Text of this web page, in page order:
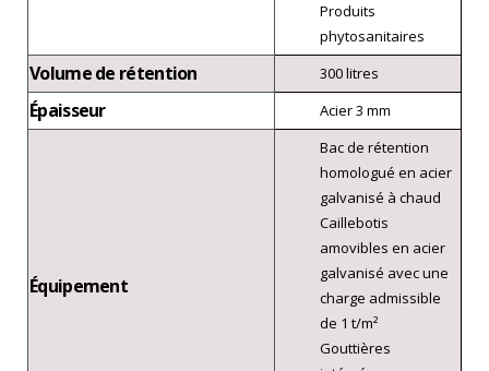
Produits
phytosanitaires
Volume de rétention 300 litres
Épaisseur Acier 3 mm
Équipement
Bac de rétention
homologué en acier
galvanisé à chaud
Caillebotis
amovibles en acier
galvanisé avec une
charge admissible
de 1 t/m²
Gouttières